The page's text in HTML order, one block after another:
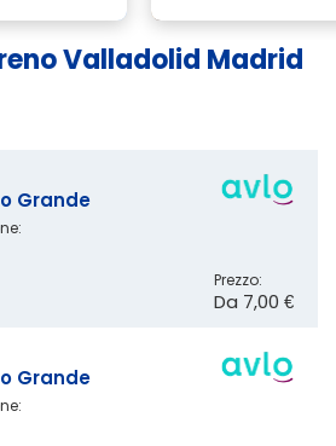
Valladolid Madrid
Grande
Prezzo:
Da 7,00 €
Grande